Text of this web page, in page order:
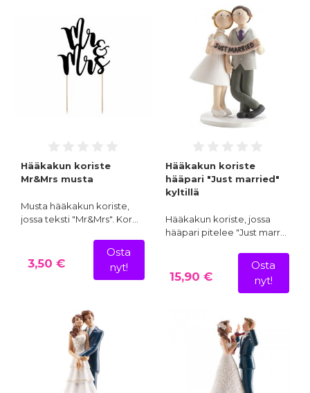
Hääkakun koriste
Mr&Mrs musta
Musta hääkakun koriste,
jossa teksti "Mr&Mrs". Kor…
3,50 €
Osta
nyt!
Hääkakun koriste
hääpari "Just married"
kyltillä
Hääkakun koriste, jossa
hääpari pitelee "Just marr…
15,90 €
Osta
nyt!